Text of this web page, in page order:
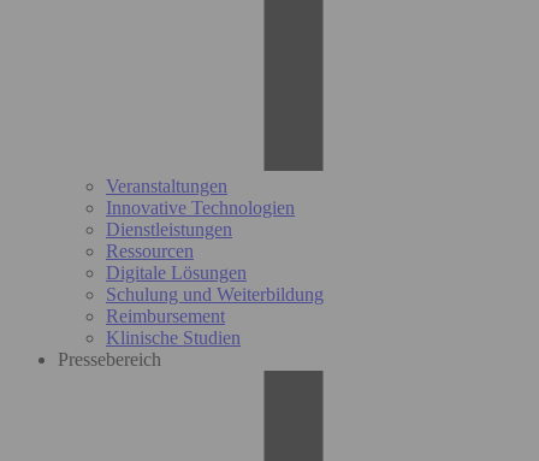
Veranstaltungen
Innovative Technologien
Dienstleistungen
Ressourcen
Digitale Lösungen
Schulung und Weiterbildung
Reimbursement
Klinische Studien
Pressebereich